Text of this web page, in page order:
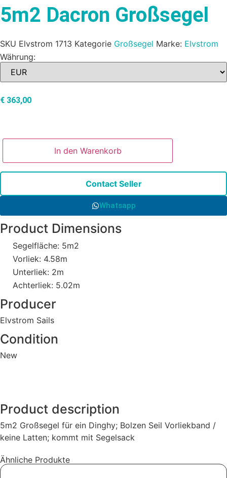
5m2 Dacron Großsegel
SKU Elvstrom 1713 Kategorie Großsegel Marke: Elvstrom
Währung:
€ 363,00
In den Warenkorb
Contact Seller
Whatsapp
Product Dimensions
Segelfläche: 5m2
Vorliek: 4.58m
Unterliek: 2m
Achterliek: 5.02m
Producer
Elvstrom Sails
Condition
New
Product description
5m2 Großsegel für ein Dinghy; Bolzen Seil Vorliekband /
keine Latten; kommt mit Segelsack
Ähnliche Produkte